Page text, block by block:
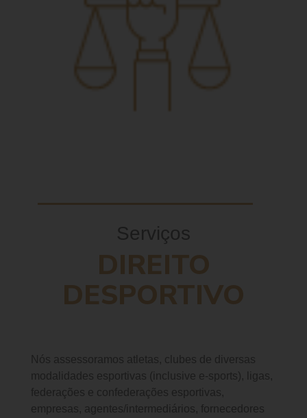
Serviços
DIREITO
DESPORTIVO
Nós assessoramos atletas, clubes de diversas
modalidades esportivas (inclusive e-sports), ligas,
federações e confederações esportivas,
empresas, agentes/intermediários, fornecedores